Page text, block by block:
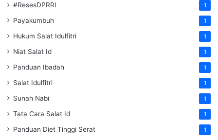
#ResesDPRRI 1
Payakumbuh 1
Hukum Salat Idulfitri 1
Niat Salat Id 1
Panduan Ibadah 1
Salat Idulfitri 1
Sunah Nabi 1
Tata Cara Salat Id 1
Panduan Diet Tinggi Serat 1